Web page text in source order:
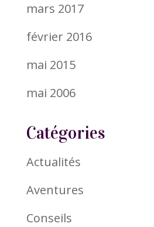
mars 2017
février 2016
mai 2015
mai 2006
Catégories
Actualités
Aventures
Conseils